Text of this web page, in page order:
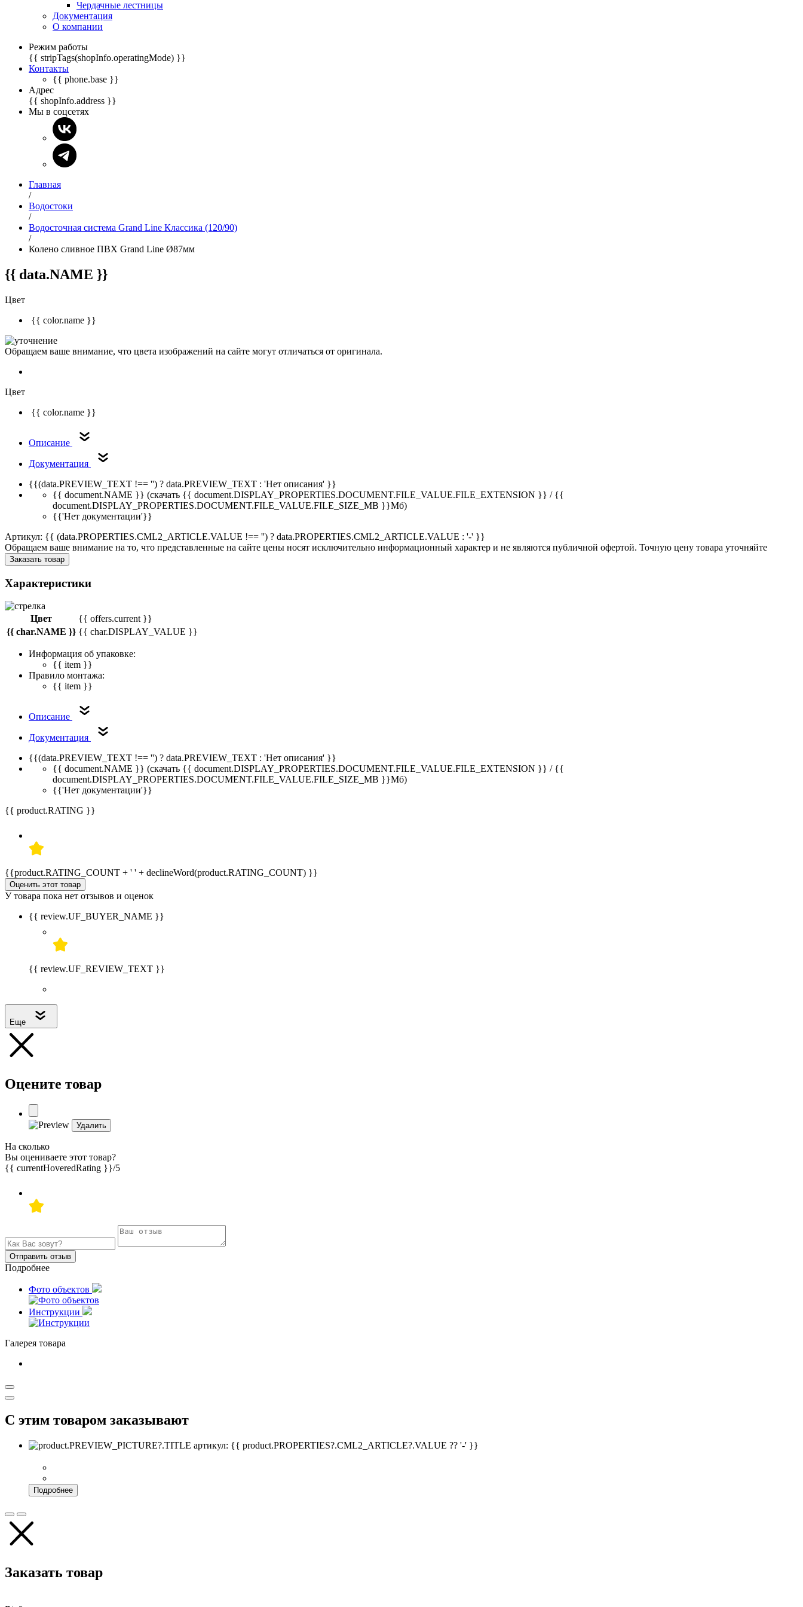
Чердачные лестницы
Документация
О компании
Режим работы
{{ stripTags(shopInfo.operatingMode) }}
Контакты
{{ phone.base }}
Адрес
{{ shopInfo.address }}
Мы в соцсетях
Главная
/
Водостоки
/
Водосточная система Grand Line Классика (120/90)
/
Колено сливное ПВХ Grand Line Ø87мм
{{ data.NAME }}
Цвет
{{ color.name }}
Обращаем ваше внимание, что цвета изображений на сайте могут отличаться от оригинала.
Цвет
{{ color.name }}
Описание
Документация
{{(data.PREVIEW_TEXT !== '') ? data.PREVIEW_TEXT : 'Нет описания' }}
{{ document.NAME }} (скачать {{ document.DISPLAY_PROPERTIES.DOCUMENT.FILE_VALUE.FILE_EXTENSION }} / {{
document.DISPLAY_PROPERTIES.DOCUMENT.FILE_VALUE.FILE_SIZE_MB }}Мб)
{{'Нет документации'}}
Артикул: {{ (data.PROPERTIES.CML2_ARTICLE.VALUE !== '') ? data.PROPERTIES.CML2_ARTICLE.VALUE : '-' }}
Обращаем ваше внимание на то, что представленные на сайте цены носят исключительно информационный характер и не являются публичной офертой. Точную цену товара уточняйте
Заказать товар
Характеристики
Цвет
{{ offers.current }}
{{ char.NAME }} {{ char.DISPLAY_VALUE }}
Информация об упаковке:
{{ item }}
Правило монтажа:
{{ item }}
Описание
Документация
{{(data.PREVIEW_TEXT !== '') ? data.PREVIEW_TEXT : 'Нет описания' }}
{{ document.NAME }} (скачать {{ document.DISPLAY_PROPERTIES.DOCUMENT.FILE_VALUE.FILE_EXTENSION }} / {{
document.DISPLAY_PROPERTIES.DOCUMENT.FILE_VALUE.FILE_SIZE_MB }}Мб)
{{'Нет документации'}}
{{ product.RATING }}
{{product.RATING_COUNT + ' ' + declineWord(product.RATING_COUNT) }}
Оценить этот товар
У товара пока нет отзывов и оценок
{{ review.UF_BUYER_NAME }}
{{ review.UF_REVIEW_TEXT }}
Еще
Оцените товар
Удалить
На сколько
Вы оцениваете этот товар?
{{ currentHoveredRating }}/5
Отправить отзыв
Подробнее
Фото объектов
Инструкции
Галерея товара
С этим товаром заказывают
артикул: {{ product.PROPERTIES?.CML2_ARTICLE?.VALUE ?? '-' }}
Подробнее
Заказать товар